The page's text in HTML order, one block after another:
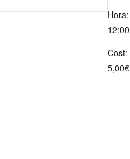
Hora:
Cost:
5,00€